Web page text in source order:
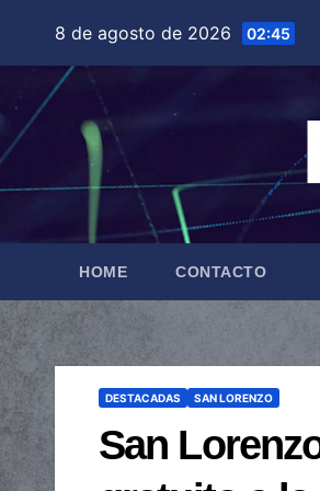
contenido
8 de agosto de 2026 02:45
HOME CONTACTO
DESTACADAS SAN LORENZO
San